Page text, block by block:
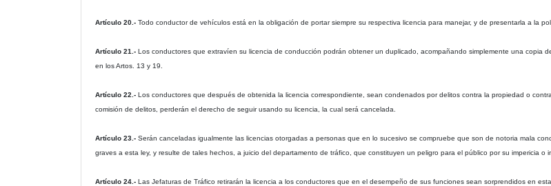
Artículo 20.- Todo conductor de vehículos está en la obligación de portar siempre su respectiva licencia para manejar, y de presentarla a la
Artículo 21.- Los conductores que extravíen su licencia de conducción podrán obtener un duplicado, acompañando simplemente una copia
en los Artos. 13 y 19.
Artículo 22.- Los conductores que después de obtenida la licencia correspondiente, sean condenados por delitos contra la propiedad o
comisión de delitos, perderán el derecho de seguir usando su licencia, la cual será cancelada.
Artículo 23.- Serán canceladas igualmente las licencias otorgadas a personas que en lo sucesivo se compruebe que son de notoria mala
graves a esta ley, y resulte de tales hechos, a juicio del departamento de tráfico, que constituyen un peligro para el público por su impericia o
Artículo 24.- Las Jefaturas de Tráfico retirarán la licencia a los conductores que en el desempeño de sus funciones sean sorprendidos en